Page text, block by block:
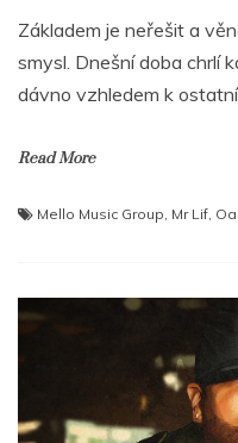
Základem je neřešit a
smysl. Dnešní doba chrlí
dávno vzhledem k
Read More
Mello Music Group Mr Lif